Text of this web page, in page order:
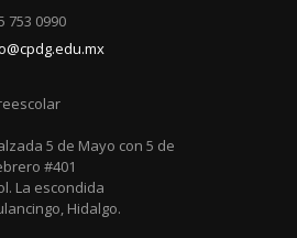
753 0990
5 de Mayo con 5 de
#401
La escondida
Hidalgo.